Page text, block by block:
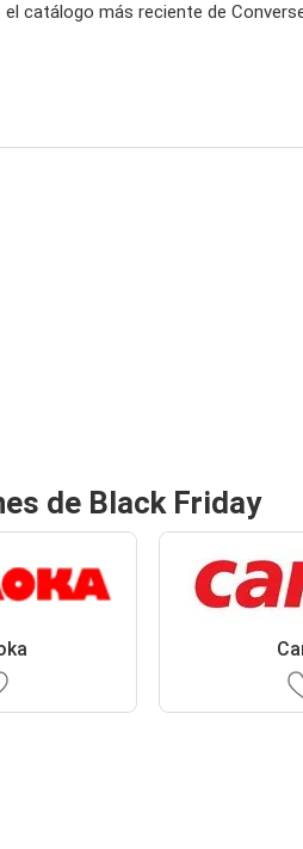
catálogo más reciente de
de Black Friday